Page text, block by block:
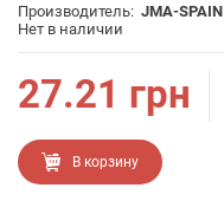
Производитель: JMA-SPAIN
Нет в наличии
27.21 грн
В корзину